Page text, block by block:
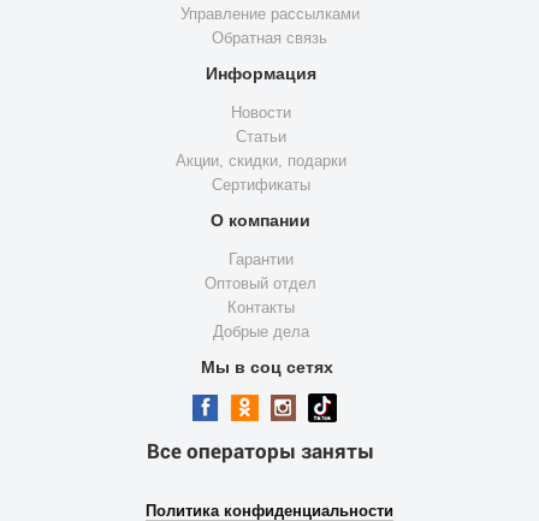
Управление рассылками
Обратная связь
Информация
Новости
Статьи
Акции, скидки, подарки
Сертификаты
О компании
Гарантии
Оптовый отдел
Контакты
Добрые дела
Мы в соц сетях
Все операторы заняты
Политика конфиденциальности